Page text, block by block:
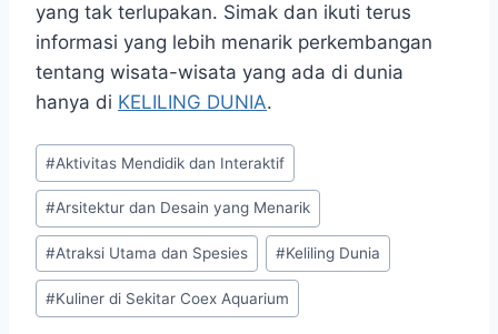
yang tak terlupakan. Simak dan ikuti terus
informasi yang lebih menarik perkembangan
tentang wisata-wisata yang ada di dunia
hanya di KELILING DUNIA.
Post
Tags:
#Aktivitas Mendidik dan Interaktif
#Arsitektur dan Desain yang Menarik
#Atraksi Utama dan Spesies #Keliling Dunia
#Kuliner di Sekitar Coex Aquarium